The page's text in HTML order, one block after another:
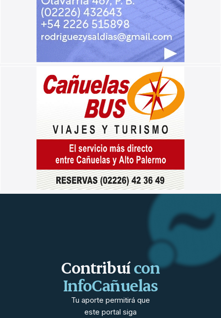
Contribuícon
InfoCañuelas
Tu aporte permitirá que
este portal siga